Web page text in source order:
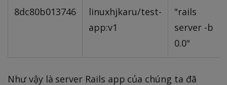
8dc80b013746
linuxhjkaru/test-
app:v1
"rails
server -b
0.0"
Như vậy là server Rails app của chúng ta đã